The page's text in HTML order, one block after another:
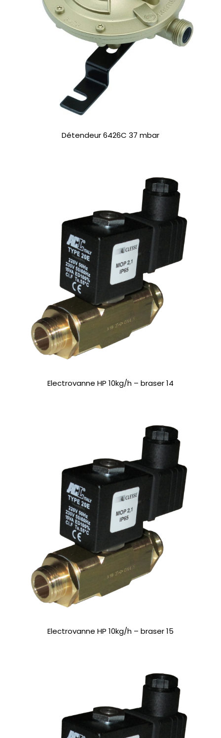
Détendeur 6426C 37 mbar
Electrovanne HP 10kg/h – braser 14
Electrovanne HP 10kg/h – braser 15